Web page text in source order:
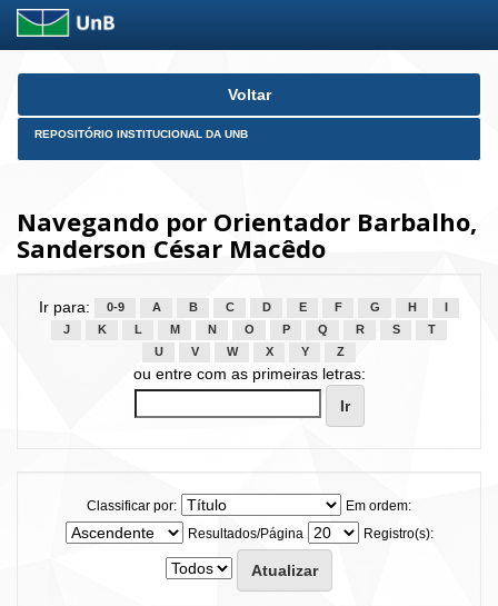
Skip
Voltar
REPOSITÓRIO INSTITUCIONAL DA UNB
Navegando por Orientador Barbalho,
Sanderson César Macêdo
Ir para: 0-9 A B C D E F G H
J
K L M N O P Q R S
T
U
V W X Y Z
ou entre com as primeiras letras:
Classificar por:
Em ordem:
Resultados/Página
Registro(s):